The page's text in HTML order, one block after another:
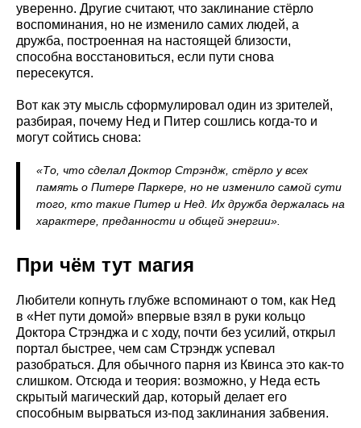
уверенно. Другие считают, что заклинание стёрло
воспоминания, но не изменило самих людей, а
дружба, построенная на настоящей близости,
способна восстановиться, если пути снова
пересекутся.
Вот как эту мысль сформулировал один из зрителей,
разбирая, почему Нед и Питер сошлись когда-то и
могут сойтись снова:
«То, что сделал Доктор Стрэндж, стёрло у всех
память о Питере Паркере, но не изменило самой сути
того, кто такие Питер и Нед. Их дружба держалась на
характере, преданности и общей энергии».
При чём тут магия
Любители копнуть глубже вспоминают о том, как Нед
в «Нет пути домой» впервые взял в руки кольцо
Доктора Стрэнджа и с ходу, почти без усилий, открыл
портал быстрее, чем сам Стрэндж успевал
разобраться. Для обычного парня из Квинса это как-то
слишком. Отсюда и теория: возможно, у Неда есть
скрытый магический дар, который делает его
способным вырваться из-под заклинания забвения.